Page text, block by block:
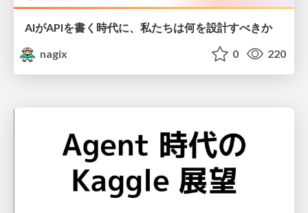
AIがAPIを書く時代に、私たちは何を設計すべきか
nagix
0 220